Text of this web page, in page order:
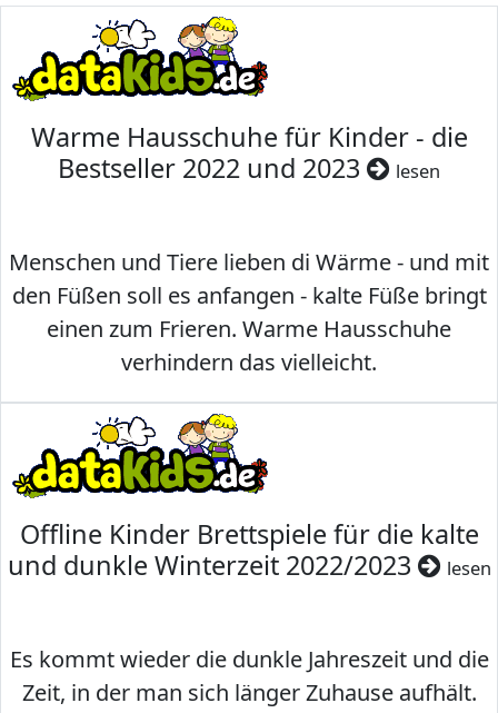
Warme Hausschuhe für Kinder - die
Bestseller 2022 und 2023
lesen
Menschen und Tiere lieben di Wärme - und mit
den Füßen soll es anfangen - kalte Füße bringt
einen zum Frieren. Warme Hausschuhe
verhindern das vielleicht.
Offline Kinder Brettspiele für die kalte
und dunkle Winterzeit 2022/2023
lesen
Es kommt wieder die dunkle Jahreszeit und die
Zeit, in der man sich länger Zuhause aufhält.